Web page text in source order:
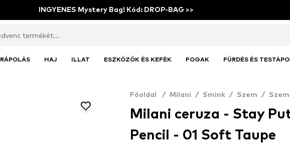
INGYENES Mystery Bag! Kód: DROP-BAG >>
HAJ ILLAT ESZKÖZÖK ÉS KEFÉK FOGAK FÜRDÉS ÉS
Főoldal / Milani / Smink / Szem /
Milani ceruza - Stay
Pencil - 01 Soft Taupe